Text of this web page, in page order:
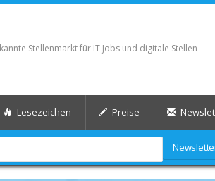
Stellenmarkt für IT Jobs und digitale Stellen
Lesezeichen Preise